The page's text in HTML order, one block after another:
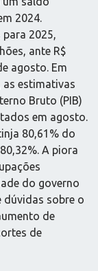
2024.
2025,
ante R$
agosto. Em
estimativas
Bruto (PIB)
em agosto.
80,61% do
A piora
do governo
sobre o
de
de